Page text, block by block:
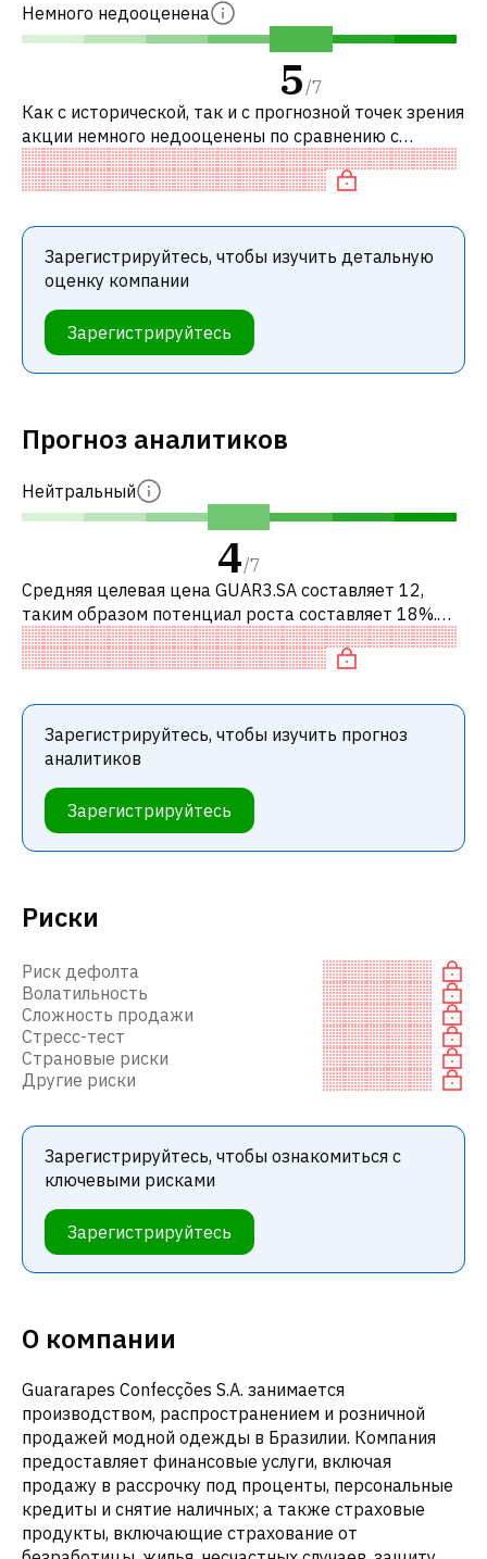
Риски
Риск дефолта
Волатильность
Сложность продажи
Стресс-тест
Страновые риски
Другие риски
Зарегистрируйтесь, чтобы ознакомиться с
ключевыми рисками
Зарегистрируйтесь
О компании
Guararapes Confecções S.A. занимается
производством, распространением и розничной
продажей модной одежды в Бразилии. Компания
предоставляет финансовые услуги, включая
продажу в рассрочку под проценты, персональные
кредиты и снятие наличных; а также страховые
продукты, включающие страхование от
Немного недооценена
5 /7
Как с исторической, так и с прогнозной точек зрения
акции немного недооценены по сравнению с
аналогичными акциями. В частности, акция
компании разумно оценена по P/E, «де
Зарегистрируйтесь, чтобы изучить детальную
оценку компании
Зарегистрируйтесь
Прогноз аналитиков
Нейтральный
4/7
Средняя целевая цена GUAR3.SA составляет 12,
таким образом потенциал роста составляет 18%.
Обычно это означает рекомендацию «ПОКУПАТЬ»
среди инвестиционных компаний или р
Зарегистрируйтесь, чтобы изучить прогноз
аналитиков
Зарегистрируйтесь